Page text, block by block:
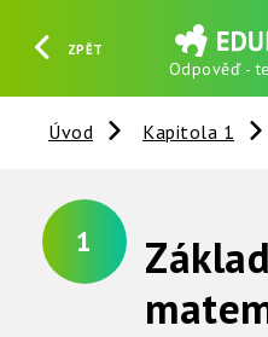
ZPĚT
Odpověď -
HLEDAT
Úvod Kapitola 1
1